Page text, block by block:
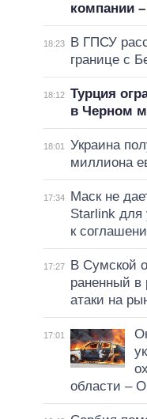
компании
18:23
В ГПСУ
границе с
18:12 Турция
в Черном
18:01
Украина
миллиона
17:34
Маск не
Starlink для
к
17:27
В Сумской
раненный в
атаки на
17:01
области –